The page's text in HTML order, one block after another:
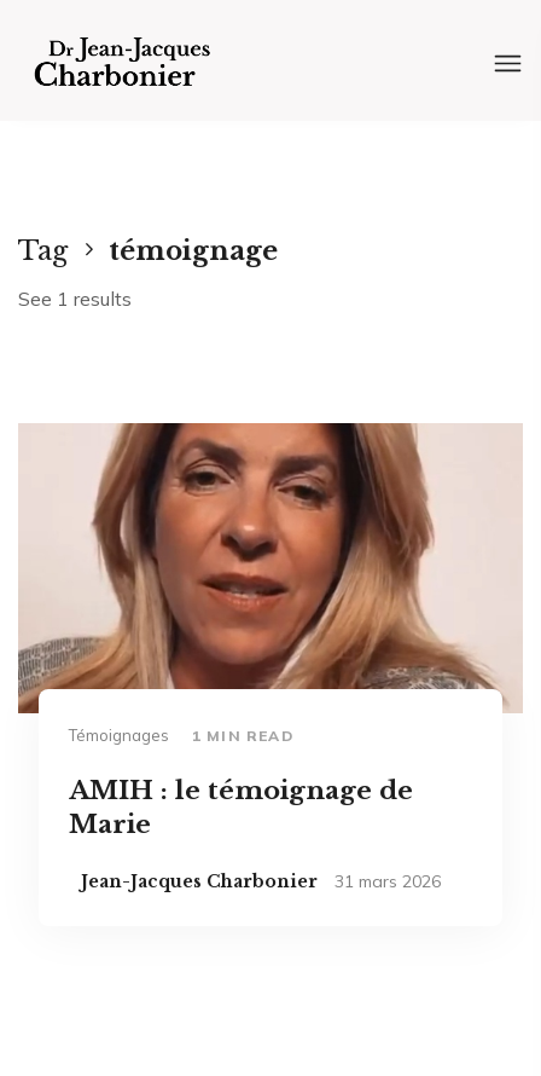
Tag témoignage
See 1 results
Témoignages 1 MIN READ
AMIH : le témoignage de
Marie
Jean-Jacques Charbonier 31 mars 2026